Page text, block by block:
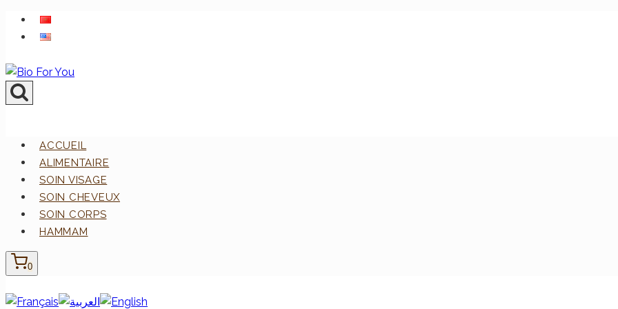
Aller
ACCUEIL
ALIMENTAIRE
SOIN VISAGE
SOIN CHEVEUX
SOIN CORPS
HAMMAM
0